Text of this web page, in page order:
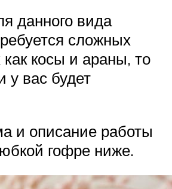
данного вида
сложных
как косы и араны, то
у вас будет
и описание работы
гофре ниже.